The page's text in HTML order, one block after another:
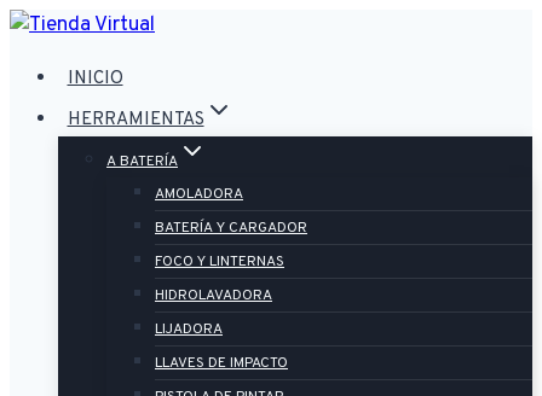
Saltar
contenido
INICIO
HERRAMIENTAS
A BATERÍA
AMOLADORA
BATERÍA Y CARGADOR
FOCO Y LINTERNAS
HIDROLAVADORA
LIJADORA
LLAVES DE IMPACTO